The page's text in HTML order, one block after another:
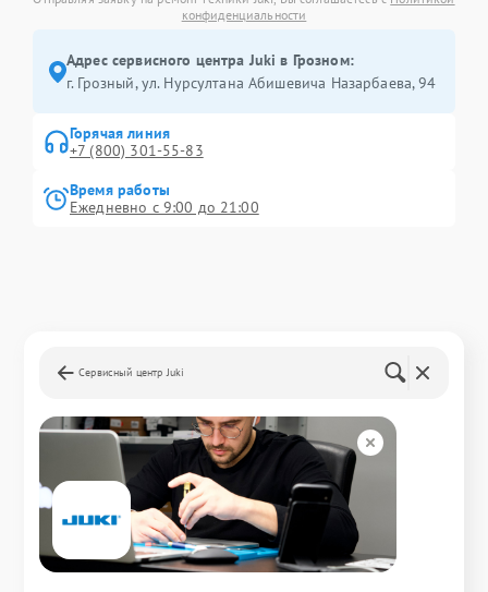
конфиденциальности
Адрес сервисного центра Juki в Грозном:
г. Грозный, ул. Нурсултана Абишевича Назарбаева, 94
Горячая линия
+7 (800) 301-55-83
Время работы
Ежедневно с 9:00 до 21:00
Сервисный центр Juki